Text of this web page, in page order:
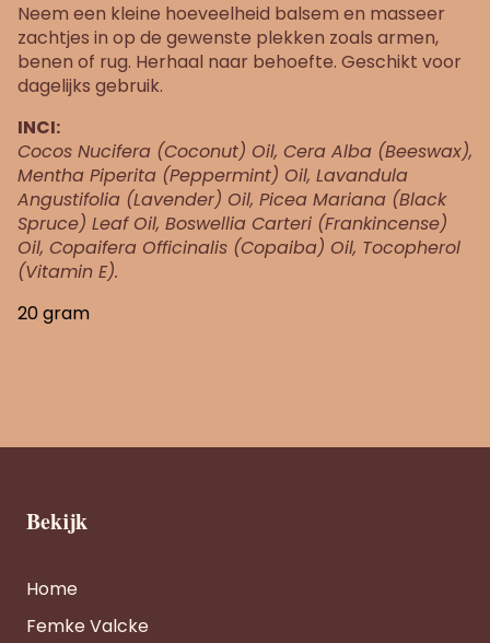
Neem een kleine hoeveelheid balsem en masseer
zachtjes in op de gewenste plekken zoals armen,
benen of rug. Herhaal naar behoefte. Geschikt voor
dagelijks gebruik.
INCI:
Cocos Nucifera (Coconut) Oil, Cera Alba (Beeswax),
Mentha Piperita (Peppermint) Oil, Lavandula
Angustifolia (Lavender) Oil, Picea Mariana (Black
Spruce) Leaf Oil, Boswellia Carteri (Frankincense)
Oil, Copaifera Officinalis (Copaiba) Oil, Tocopherol
(Vitamin E).
20 gram
Bekijk
Home
Femke Valcke